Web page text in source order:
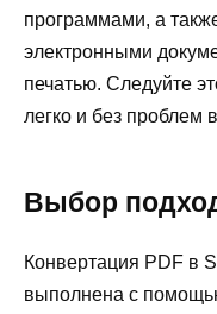
программами, а
электронными
печатью. Следуйте
легко и без проблем
Выбор
Конвертация PDF в
выполнена с